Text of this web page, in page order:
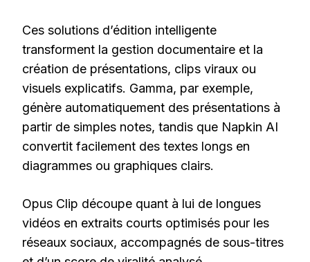
Ces solutions d’édition intelligente
transforment la gestion documentaire et la
création de présentations, clips viraux ou
visuels explicatifs. Gamma, par exemple,
génère automatiquement des présentations à
partir de simples notes, tandis que Napkin AI
convertit facilement des textes longs en
diagrammes ou graphiques clairs.
Opus Clip découpe quant à lui de longues
vidéos en extraits courts optimisés pour les
réseaux sociaux, accompagnés de sous-titres